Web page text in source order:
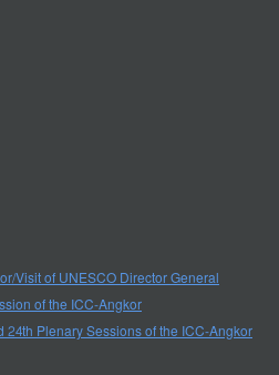
Visit of UNESCO Director General
of the ICC-Angkor
Plenary Sessions of the ICC-Angkor